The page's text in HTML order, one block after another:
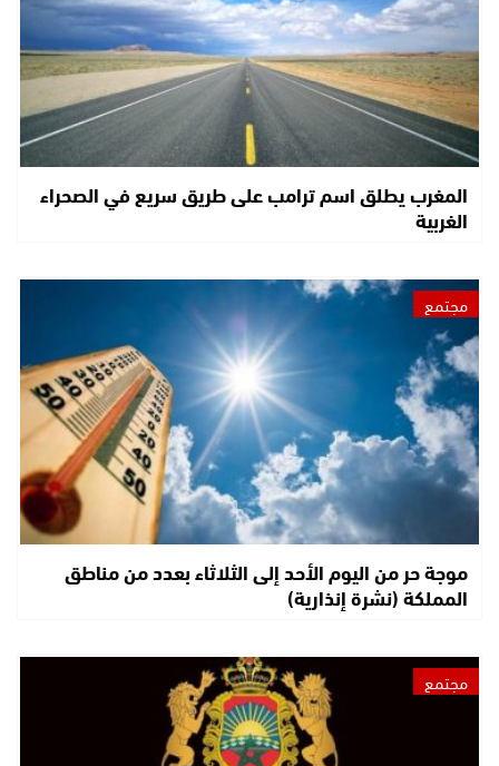
المغرب يطلق اسم ترامب على طريق سريع في الصحراء
الغربية
مجتمع
موجة حر من اليوم الأحد إلى الثلاثاء بعدد من مناطق
المملكة (نشرة إنذارية)
مجتمع